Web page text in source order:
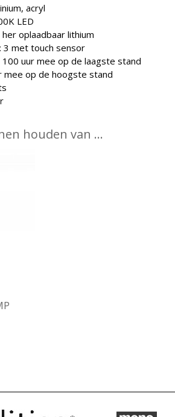
acryl
LED
oplaadbaar lithium
3 met touch sensor
uur mee op de laagste stand
mee op de hoogste stand
houden van …